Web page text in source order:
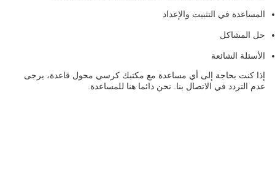
المساعدة في التثبيت والإعداد
حل المشاكل
الأسئلة الشائعة
إذا كنت بحاجة إلى أي مساعدة مع مكتبك كرسي محول قاعدة، يرجى
عدم التردد في الاتصال بنا. نحن دائما هنا للمساعدة.